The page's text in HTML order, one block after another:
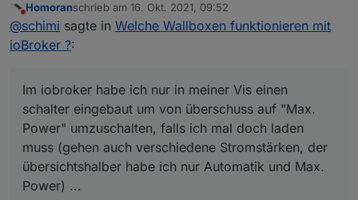
cfos, ja ich :-)
Kann Modbus, http, etc....
ich keine "programierung" im iobroker brauche.....
Kombiniert mit einem Shelly3EM (gehen auch andere
Zähler (Modbus, impuls, etc)) am Stromzähler, kann er
den Hausverbruacht bzw. einspeisung erfassen und
regelt dann automatisch so das kein bezug statt
findet... Funktioniert bisher super....
Im iobroker habe ich nur in meiner Vis einen schalter
eingebaut um von überschuss auf "Max. Power"
umzuschalten, falls ich mal doch laden muss (gehen
auch verschiedene Stromstärken, der übersichtshalber
habe ich nur Automatik und Max. Power) ...
Nicht stören
Homoranschrieb am 16. Okt. 2021, 09:52
zuletzt editiert von
@schimi sagte in Welche Wallboxen funktionieren mit
ioBroker ?:
Im iobroker habe ich nur in meiner Vis einen
schalter eingebaut um von überschuss auf "Max.
Power" umzuschalten, falls ich mal doch laden
muss (gehen auch verschiedene Stromstärken, der
übersichtshalber habe ich nur Automatik und Max.
Power) ...